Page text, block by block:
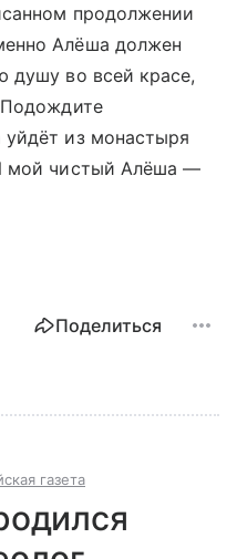
продолжении
Алёша должен
душу во всей красе,
из монастыря
мой чистый Алёша —
Поделиться
газета